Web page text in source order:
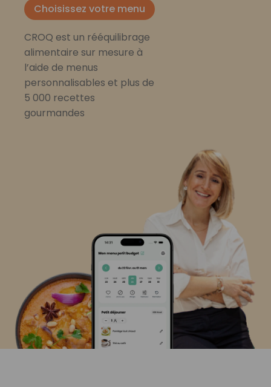
Choisissez votre menu
CROQ est un rééquilibrage
alimentaire sur mesure à
l’aide de menus
personnalisables et plus de
5 000 recettes
gourmandes